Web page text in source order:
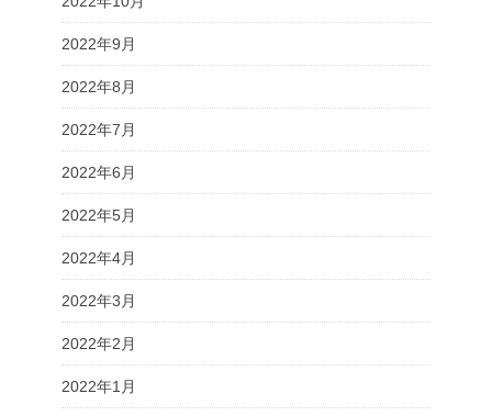
2022年9月
2022年8月
2022年7月
2022年6月
2022年5月
2022年4月
2022年3月
2022年2月
2022年1月